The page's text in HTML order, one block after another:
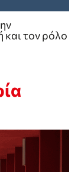
και τον ρόλο